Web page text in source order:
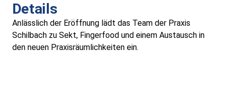
Gästebuch
Impressum
Details
Anlässlich der Eröffnung lädt das Team der Praxis
Schilbach zu Sekt, Fingerfood und einem Austausch in
den neuen Praxisräumlichkeiten ein.